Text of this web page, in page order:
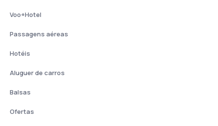
Voo+Hotel
Passagens aéreas
Hotéis
Aluguer de carros
Balsas
Ofertas